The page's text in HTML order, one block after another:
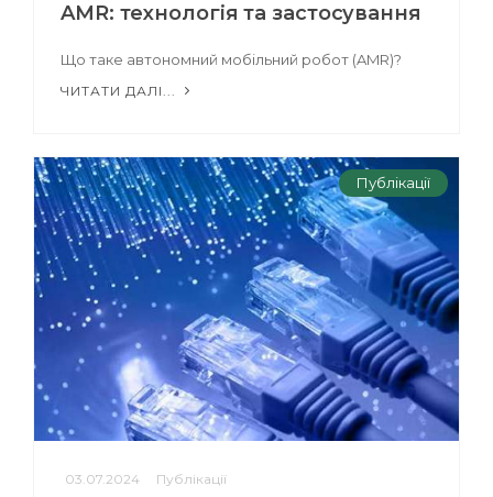
AMR: технологія та застосування
Що таке автономний мобільний робот (AMR)?
ЧИТАТИ ДАЛІ...
Публікації
03.07.2024 Публікації